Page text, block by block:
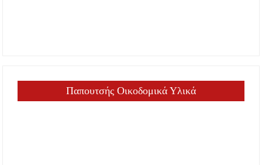
Παπουτσής Οικοδομικά Υλικά